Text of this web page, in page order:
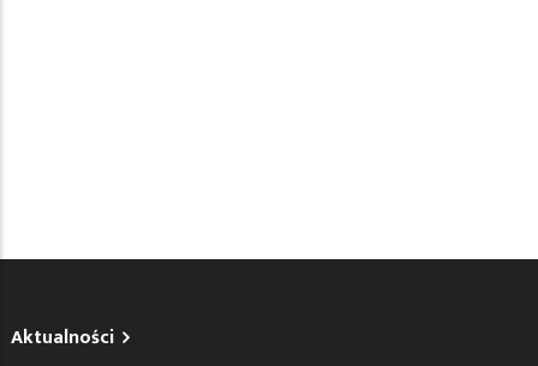
Aktualności